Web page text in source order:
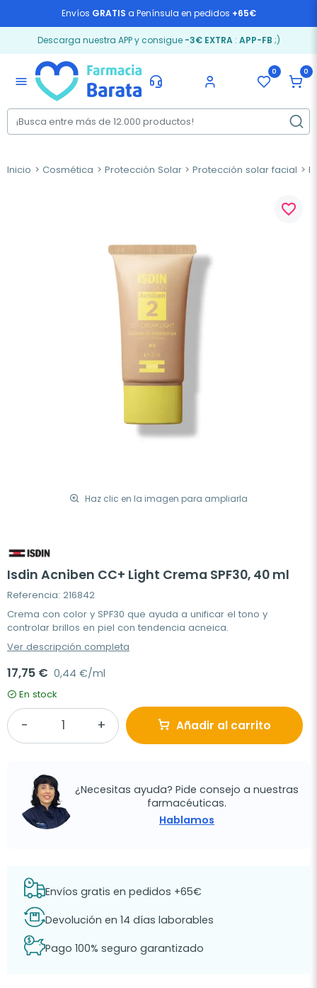
Envíos GRATIS a Península en pedidos +65€
Descarga nuestra APP y consigue -3€ EXTRA: APP-FB ;)
menu
0 0
Inicio Cosmética Protección Solar Protección solar facial
Haz clic en la imagen para ampliarla
favorite_border
Isdin Acniben CC+ Light Crema SPF30, 40 ml
Referencia: 216842
Crema con color y SPF30 que ayuda a unificar el tono y
controlar brillos en piel con tendencia acneica.
Ver descripción completa
17,75 € 0,44 €/ml
En stock
Añadir al carrito
¿Necesitas ayuda? Pide consejo a nuestras
farmacéuticas.
Hablamos
Envíos gratis en pedidos +65€
Devolución en 14 días laborables
Pago 100% seguro garantizado